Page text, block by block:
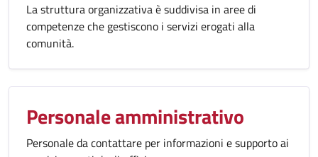
La struttura organizzativa è suddivisa in aree di
competenze che gestiscono i servizi erogati alla
comunità.
Personale amministrativo
Personale da contattare per informazioni e supporto ai